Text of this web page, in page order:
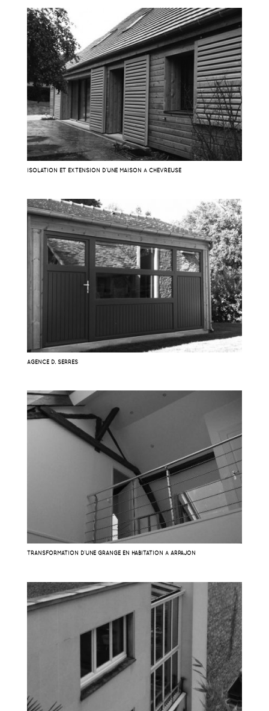
ISOLATION ET EXTENSION D’UNE MAISON À CHEVREUSE
AGENCE D. SERRES
TRANSFORMATION D’UNE GRANGE EN HABITATION À ARPAJON